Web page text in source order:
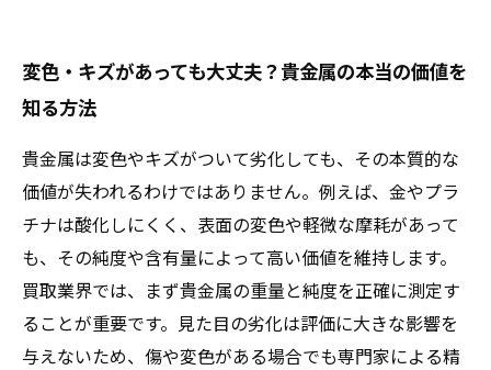
変色・キズがあっても大丈夫？貴金属の本当の価値を
知る方法
貴金属は変色やキズがついて劣化しても、その本質的な
価値が失われるわけではありません。例えば、金やプラ
チナは酸化しにくく、表面の変色や軽微な摩耗があって
も、その純度や含有量によって高い価値を維持します。
買取業界では、まず貴金属の重量と純度を正確に測定す
ることが重要です。見た目の劣化は評価に大きな影響を
与えないため、傷や変色がある場合でも専門家による精